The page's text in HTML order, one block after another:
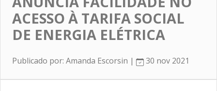
ACESSO À TARIFA SOCIAL
DE ENERGIA ELÉTRICA
Publicado por: Amanda Escorsin | 30 nov 2021